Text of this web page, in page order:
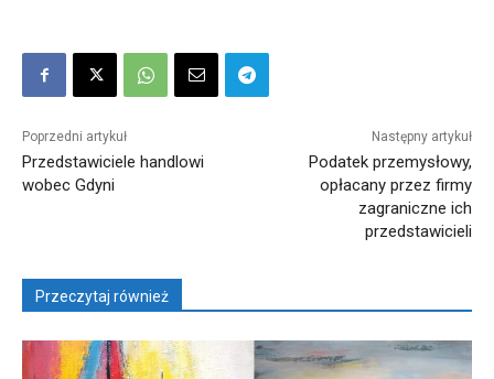
Poprzedni artykuł
Przedstawiciele handlowi
wobec Gdyni
Następny artykuł
Podatek przemysłowy,
opłacany przez firmy
zagraniczne ich
przedstawicieli
Przeczytaj również